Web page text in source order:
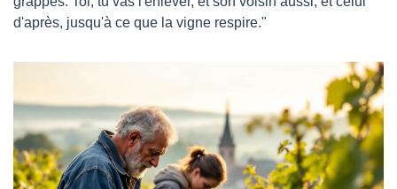
d'après, jusqu'à ce que la vigne respire."